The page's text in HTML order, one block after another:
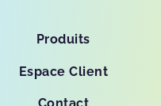
Produits
Espace Client